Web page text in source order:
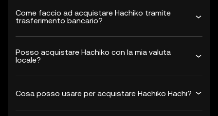
Come faccio ad acquistare Hachiko tramite
trasferimento bancario?
Posso acquistare Hachiko con la mia valuta
locale?
Cosa posso usare per acquistare Hachiko Hachi?